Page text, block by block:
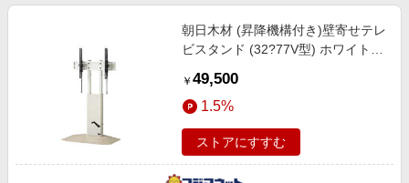
朝日木材 (昇降機構付き)壁寄せテレ
ビスタンド (32?77V型) ホワイト
￥ 49,500
1.5%
ストアにすすむ